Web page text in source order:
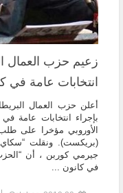
زعيم حزب العمال
انتخابات عامة في
أعلن حزب العمال
بإجراء انتخابات عامة
الأوروبي مؤخرا على
(بريكست). ونقلت “سكاي
جيرمي كوربن ، أن
في كانون ...